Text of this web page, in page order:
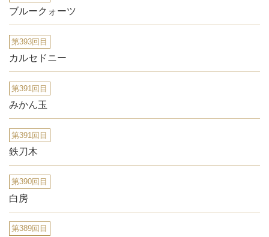
ブルークォーツ
第393回目
カルセドニー
第391回目
みかん玉
第391回目
鉄刀木
第390回目
白房
第389回目